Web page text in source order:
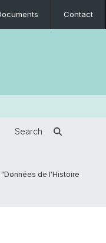
Contact
Search
de l'Histoire